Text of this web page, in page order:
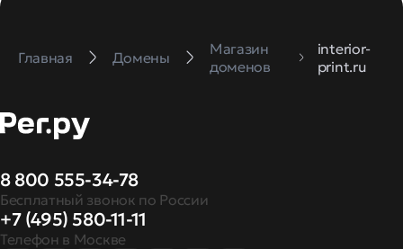
Главная Домены
Магазин
доменов
interior-
print.ru
8 800 555-34-78
Бесплатный звонок по России
+7 (495) 580-11-11
Телефон в Москве